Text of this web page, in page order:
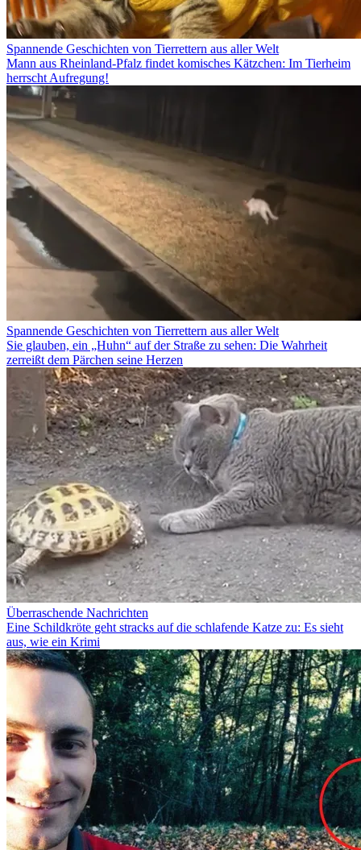
Spannende Geschichten von Tierrettern aus aller Welt
Mann aus Rheinland-Pfalz findet komisches Kätzchen: Im Tierheim
herrscht Aufregung!
Spannende Geschichten von Tierrettern aus aller Welt
Sie glauben, ein „Huhn“ auf der Straße zu sehen: Die Wahrheit
zerreißt dem Pärchen seine Herzen
Überraschende Nachrichten
Eine Schildkröte geht stracks auf die schlafende Katze zu: Es sieht
aus, wie ein Krimi